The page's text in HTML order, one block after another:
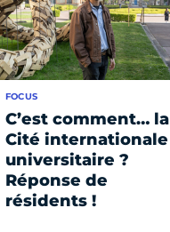
C’est comment… la
Cité internationale
universitaire ?
Réponse de
résidents !
FOCUS